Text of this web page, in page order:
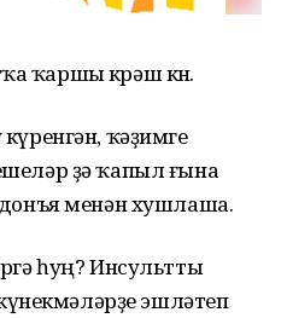
ҡаршы көрәш көнө.
ҡәҙимге
ҙә ҡапыл ғына
менән хушлаша.
һуң? Инсультты
күнекмәләрҙе эшләтеп